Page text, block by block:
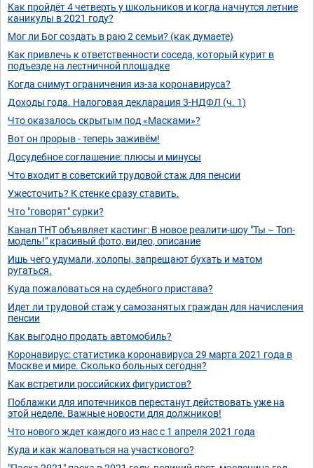
Как пройдёт 4 четверть у школьников и когда начнутся летние
каникулы в 2021 году?
Мог ли Бог создать в раю 2 семьи? (как думаете)
Как привлечь к ответственности соседа, который курит в
подъезде на лестничной площадке
Когда снимут ограничения из-за коронавируса?
Доходы года. Налоговая декларация 3-НДФЛ (ч. 1)
Что оказалось скрытым под «Масками»?
Вот он прорыв - теперь заживём!
Досудебное соглашение: плюсы и минусы
Что входит в советский трудовой стаж для пенсии
Ужесточить? К стенке сразу ставить.
Что "говорят" сурки?
Канал ТНТ объявляет кастинг: В новое реалити-шоу "Ты – Топ-
модель!" красивый фото, видео, описание
Ишь чего удумали, холопы, запрещают бухать и матом
ругаться.
Куда пожаловаться на судебного пристава?
Идет ли трудовой стаж у самозанятых граждан для начисления
пенсии
Как выгодно продать автомобиль?
Коронавирус: статистика коронавируса 29 марта 2021 года в
Москве и мире. Сколько больных сегодня?
Как встретили российских фигуристов?
Поблажки для ипотечников перестанут действовать уже на
этой неделе. Важные новости для должников!
Что нового ждет каждого из нас с 1 апреля 2021 года
Куда и как жаловаться на участкового?